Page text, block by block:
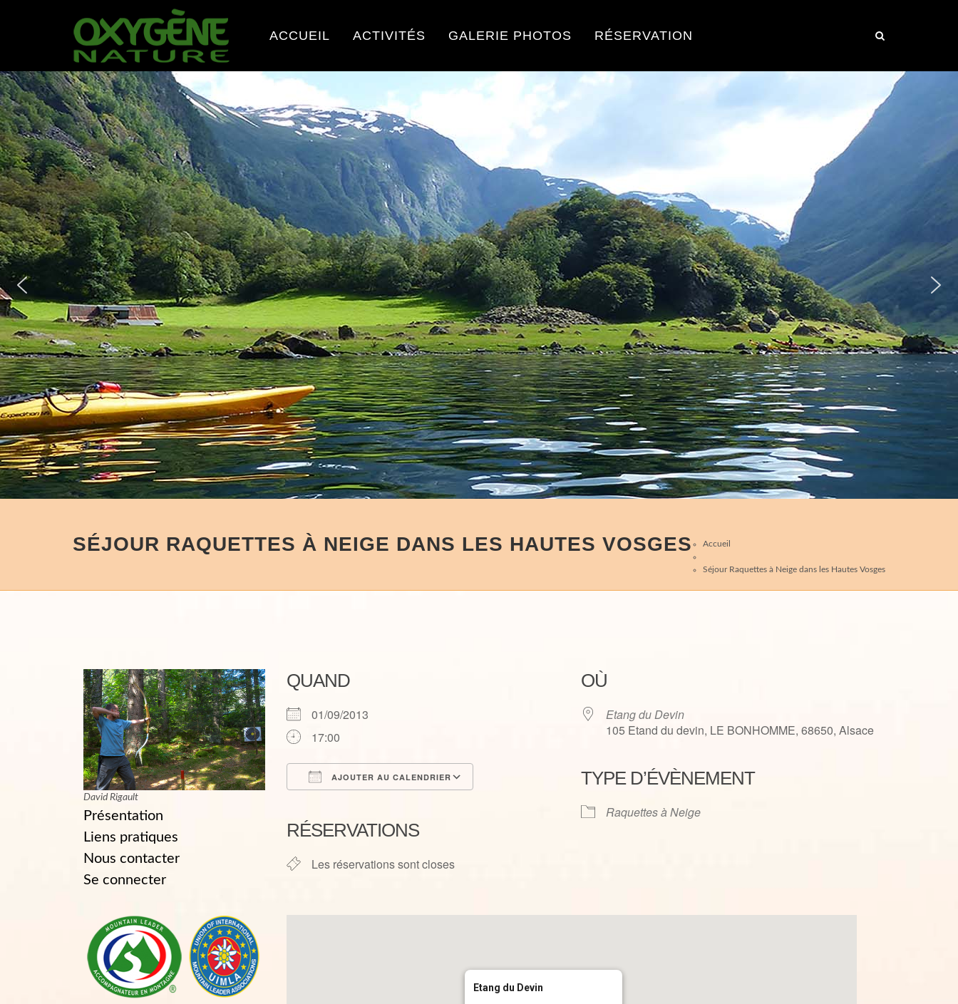
ACCUEIL ACTIVITÉS GALERIE PHOTOS RÉSERVATION
SÉJOUR RAQUETTES À NEIGE DANS LES HAUTES VOSGES Accueil
Séjour Raquettes à Neige dans les Hautes Vosges
QUAND
01/09/2013
17:00
AJOUTER AU CALENDRIER
RÉSERVATIONS
Les réservations sont closes
OÙ
Etang du Devin
105 Etand du devin, LE BONHOMME, 68650, Alsace
TYPE D’ÉVÈNEMENT
Raquettes à Neige
Etang du Devin
David Rigault
Présentation
Liens pratiques
Nous contacter
Se connecter